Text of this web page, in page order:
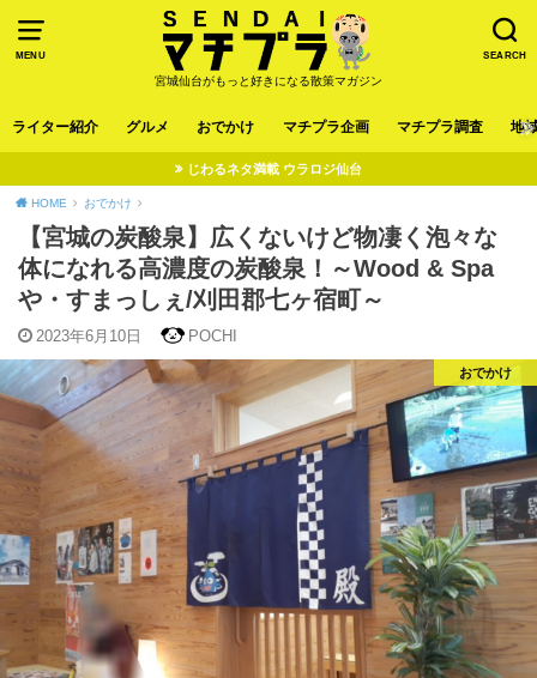
MENU SEARCH
宮城仙台がもっと好きになる散策マガジン
ライター紹介 グルメ おでかけ マチプラ企画 マチプラ調査 地
じわるネタ満載 ウラロジ仙台
HOME おでかけ
【宮城の炭酸泉】広くないけど物凄く泡々な
体になれる高濃度の炭酸泉！～Wood & Spa
や・すまっしぇ/刈田郡七ヶ宿町～
2023年6月10日 POCHI
おでかけ